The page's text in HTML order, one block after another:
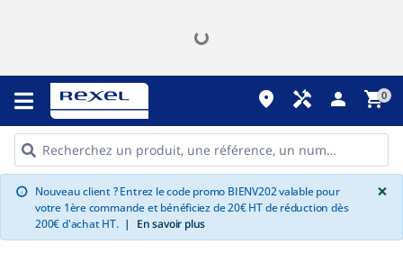
place handyman person shopping_cart0
info Nouveau client ? Entrez le code promo BIENV202 valable pour
votre 1ère commande et bénéficiez de 20€ HT de réduction dès
200€ d'achat HT. | En savoir plus
×